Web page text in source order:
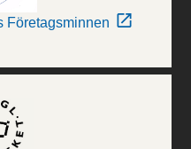
Företagsminnen